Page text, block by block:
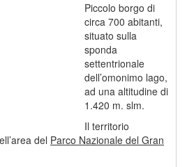
Piccolo borgo di
circa 700 abitanti,
situato sulla
sponda
settentrionale
dell’omonimo lago,
ad una altitudine di
1.420 m. slm.
Il territorio
del Parco Nazionale del Gran